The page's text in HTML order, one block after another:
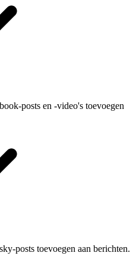
posts en -video's toevoegen
posts toevoegen aan berichten.